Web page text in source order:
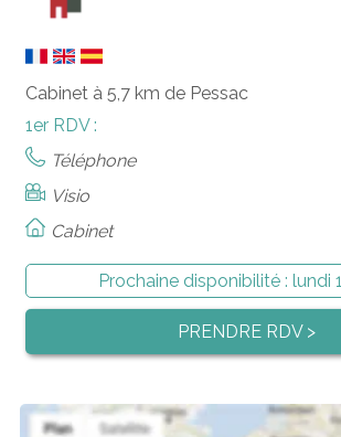
Cabinet à 5,7 km de Pessac
1er RDV :
Téléphone
Visio
Cabinet
Prochaine disponibilité : lundi
PRENDRE RDV >